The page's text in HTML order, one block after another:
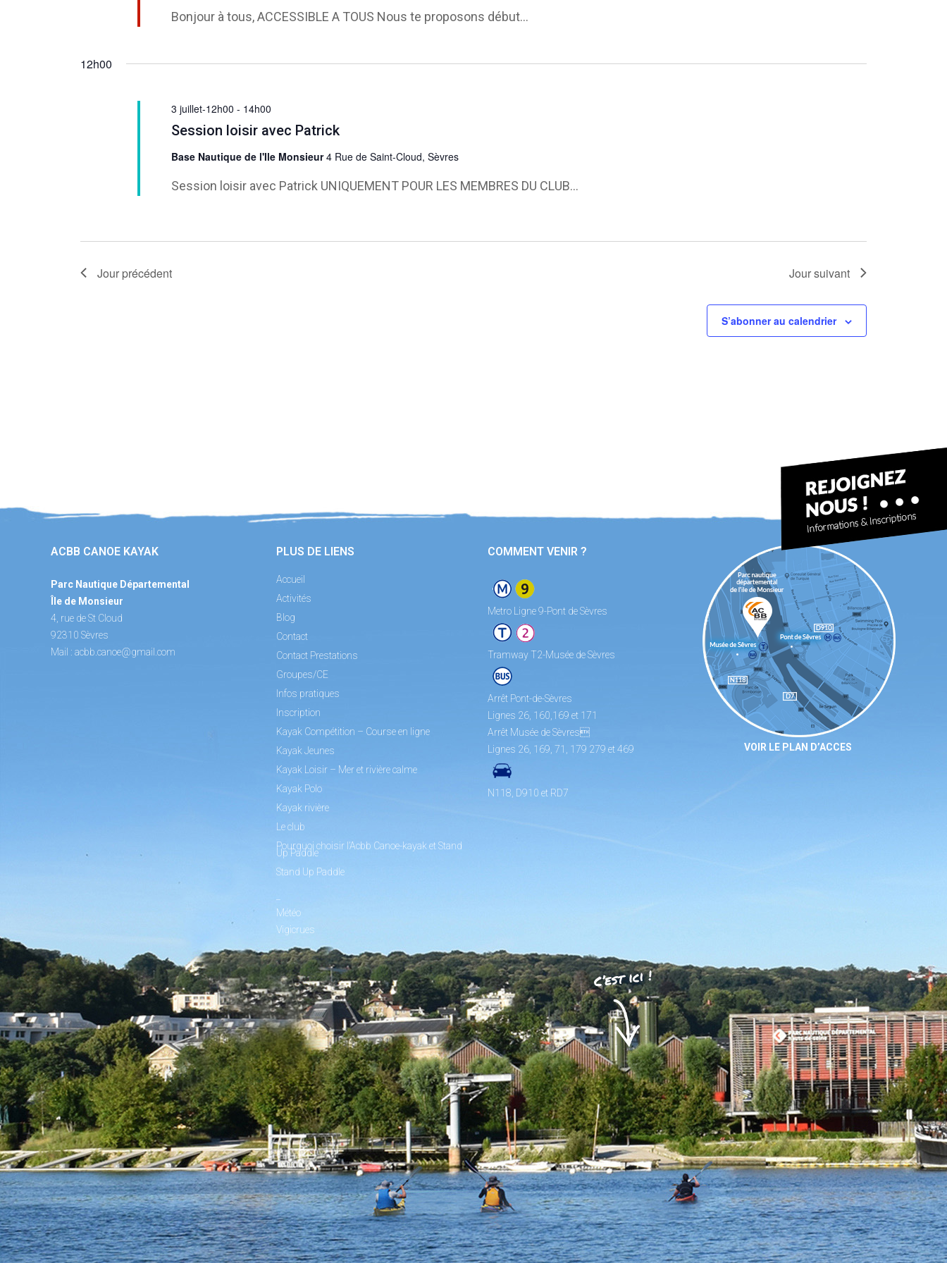
Bonjour à tous, ACCESSIBLE A TOUS Nous te proposons début...
12h00
Session loisir avec Patrick
3 juillet-12h00 - 14h00
Base Nautique de l'Ile Monsieur4 Rue de Saint-Cloud, Sèvres
Session loisir avec Patrick UNIQUEMENT POUR LES MEMBRES DU CLUB...
Jour précédent Jour suivant
S’abonner au calendrier
ACBB CANOE KAYAK
Parc Nautique Départemental
Île de Monsieur
4, rue de St Cloud
92310 Sèvres
Mail : acbb.canoe@gmail.com
PLUS DE LIENS
Accueil
Activités
Blog
Contact
Contact Prestations
Groupes/CE
Infos pratiques
Inscription
Kayak Compétition – Course en ligne
Kayak Jeunes
Kayak Loisir – Mer et rivière calme
Kayak Polo
Kayak rivière
Le club
Pourquoi choisir l’Acbb Canoe-kayak et Stand
Up Paddle
Stand Up Paddle
Météo
Vigicrues
COMMENT VENIR ?
Metro Ligne 9-Pont de Sèvres
Tramway T2-Musée de Sèvres
Arrêt Pont-de-Sèvres
Lignes 26, 160,169 et 171
Arrêt Musée de Sèvres
Lignes 26, 169, 71, 179 279 et 469
N118, D910 et RD7
VOIR LE PLAN D’ACCES